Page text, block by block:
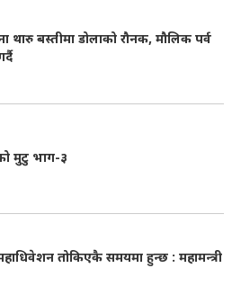
थारु बस्तीमा डोलाको रौनक, मौलिक पर्व
मुटु भाग-३
तोकिएकै समयमा हुन्छ : महामन्त्री